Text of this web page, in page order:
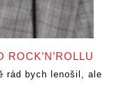
rád bych lenošil, ale